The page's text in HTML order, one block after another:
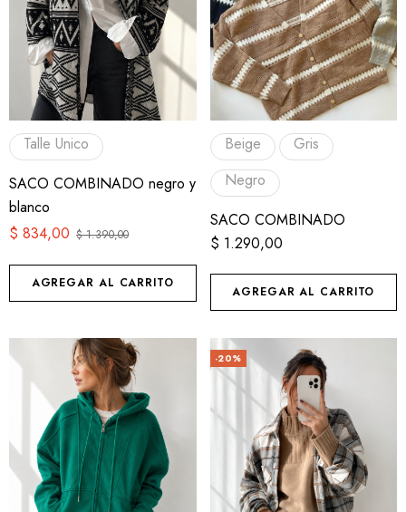
Talle Unico
SACO COMBINADO negro y
blanco
$1.390,00
$ 834,00
AGREGAR AL CARRITO
Beige
Gris
Negro
SACO COMBINADO
$ 1.290,00
AGREGAR AL CARRITO
-20%